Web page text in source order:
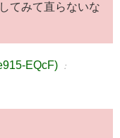
てみて直らないな
EQcF) ：